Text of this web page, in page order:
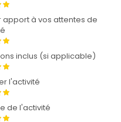
à vos attentes de
inclus (si applicable)
l'activité
de l'activité